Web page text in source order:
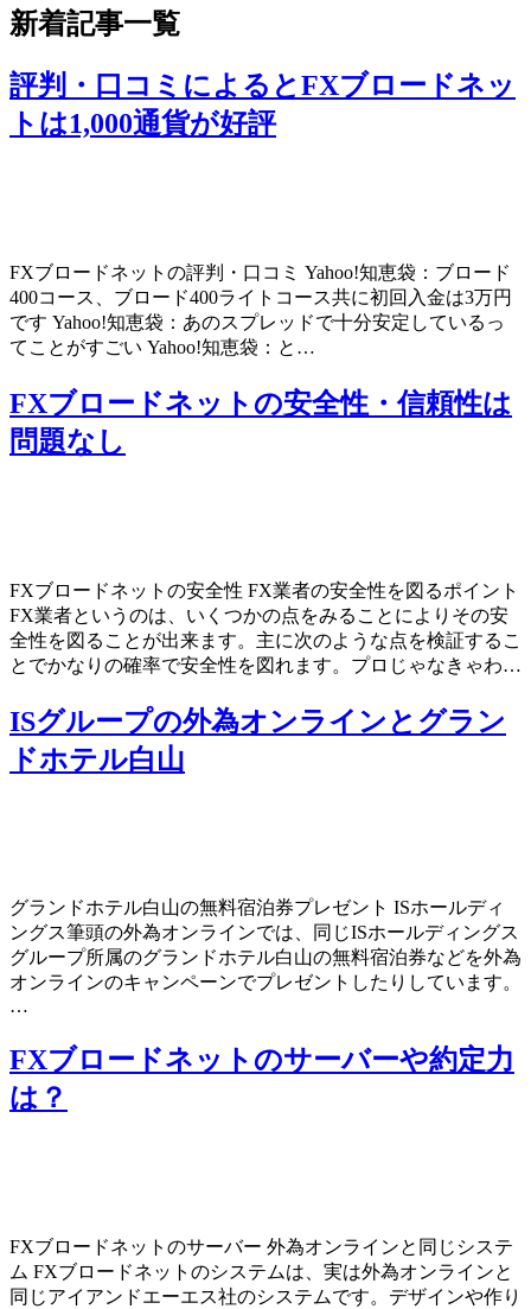
新着記事一覧
評判・口コミによるとFXブロードネッ
トは1,000通貨が好評
FXブロードネットの評判・口コミ Yahoo!知恵袋：ブロード
400コース、ブロード400ライトコース共に初回入金は3万円
です Yahoo!知恵袋：あのスプレッドで十分安定しているっ
てことがすごい Yahoo!知恵袋：と…
FXブロードネットの安全性・信頼性は
問題なし
FXブロードネットの安全性 FX業者の安全性を図るポイント
FX業者というのは、いくつかの点をみることによりその安
全性を図ることが出来ます。主に次のような点を検証するこ
とでかなりの確率で安全性を図れます。プロじゃなきゃわ…
ISグループの外為オンラインとグラン
ドホテル白山
グランドホテル白山の無料宿泊券プレゼント ISホールディ
ングス筆頭の外為オンラインでは、同じISホールディングス
グループ所属のグランドホテル白山の無料宿泊券などを外為
オンラインのキャンペーンでプレゼントしたりしています。
…
FXブロードネットのサーバーや約定力
は？
FXブロードネットのサーバー 外為オンラインと同じシステ
ム FXブロードネットのシステムは、実は外為オンラインと
同じアイアンドエーエス社のシステムです。デザインや作り